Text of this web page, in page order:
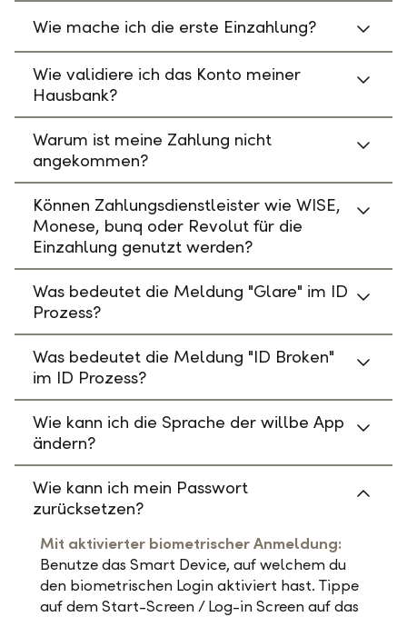
Wie mache ich die erste Einzahlung?
Wie validiere ich das Konto meiner
Hausbank?
Warum ist meine Zahlung nicht
angekommen?
Können Zahlungsdienstleister wie WISE,
Monese, bunq oder Revolut für die
Einzahlung genutzt werden?
Was bedeutet die Meldung "Glare" im ID
Prozess?
Was bedeutet die Meldung "ID Broken"
im ID Prozess?
Wie kann ich die Sprache der willbe App
ändern?
Wie kann ich mein Passwort
zurücksetzen?
Mit aktivierter biometrischer Anmeldung:
Benutze das Smart Device, auf welchem du
den biometrischen Login aktiviert hast. Tippe
auf dem Start-Screen / Log-in Screen auf das